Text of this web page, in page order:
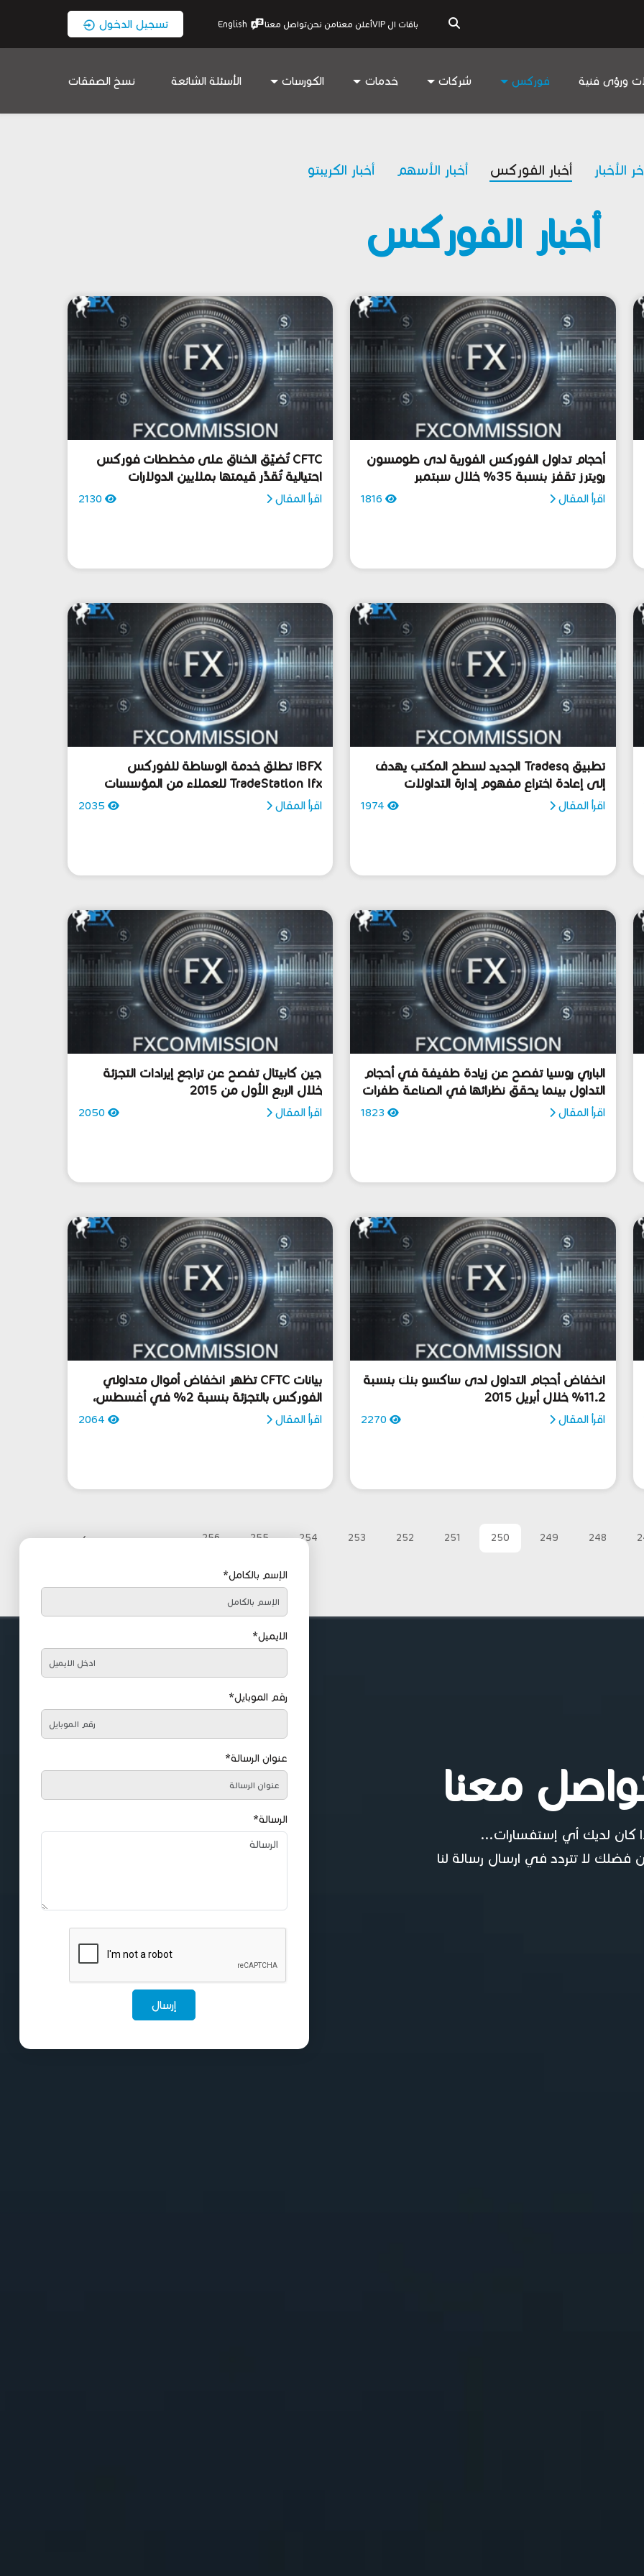
باقات ال VIP أعلن معنامن نحنتواصل معنا English تسجيل الدخول
ورؤى فنية فوركس شركات خدمات الكورسات الأسئلة الشائعة نسخ الصفقات
الأخبار أخبار الفوركس أخبار الأسهم أخبار الكريبتو
أخبار الفوركس
أحجام تداول الفوركس الفورية لدى طومسون
رويترز تقفز بنسبة 35% خلال سبتمبر
اقرأ المقال 1816
CFTC تُضيِّق الخناق على مخططات فوركس
احتيالية تُقدَّر قيمتها بملايين الدولارات
اقرأ المقال 2130
تطبيق Tradesq الجديد لسطح المكتب يهدف
إلى إعادة اختراع مفهوم إدارة التداولات
اقرأ المقال 1974
IBFX تطلق خدمة الوساطة للفوركس
TradeStation Ifx للعملاء من المؤسسات
اقرأ المقال 2035
الباري روسيا تفصح عن زيادة طفيفة في أحجام
التداول بينما يحقق نظرائها في الصناعة طفرات
هائلة
اقرأ المقال 1823
جين كابيتال تفصح عن تراجع إيرادات التجزئة
خلال الربع الأول من 2015
اقرأ المقال 2050
انخفاض أحجام التداول لدى ساكسو بنك بنسبة
11.2% خلال أبريل 2015
اقرأ المقال 2270
بيانات CFTC تظهر انخفاض أموال متداولي
الفوركس بالتجزئة بنسبة 2% في أغسطس،
اقرأ المقال 2064
248
249
250
251
252
253
254
255
256
›
معنا
كان لديك أي إستفسارات...
فضلك لا تتردد في ارسال رسالة لنا
الإسم بالكامل*
الايميل*
رقم الموبايل*
عنوان الرسالة*
الرسالة*
إرسال